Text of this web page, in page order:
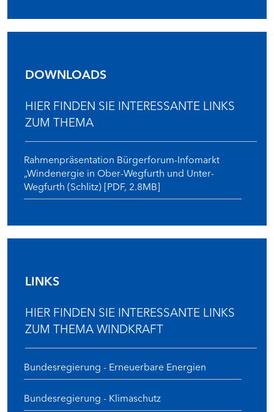
DOWNLOADS
HIER FINDEN SIE INTERESSANTE LINKS
ZUM THEMA
Rahmenpräsentation Bürgerforum-Infomarkt
„Windenergie in Ober-Wegfurth und Unter-
Wegfurth (Schlitz) [PDF, 2.8MB]
LINKS
HIER FINDEN SIE INTERESSANTE LINKS
ZUM THEMA WINDKRAFT
Bundesregierung - Erneuerbare Energien
Bundesregierung - Klimaschutz